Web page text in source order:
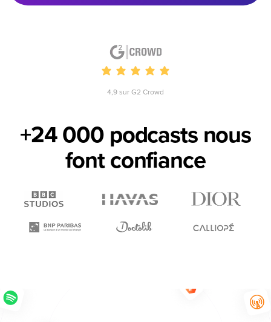
4,9 sur G2 Crowd
+24 000 podcasts nous
fontconfiance